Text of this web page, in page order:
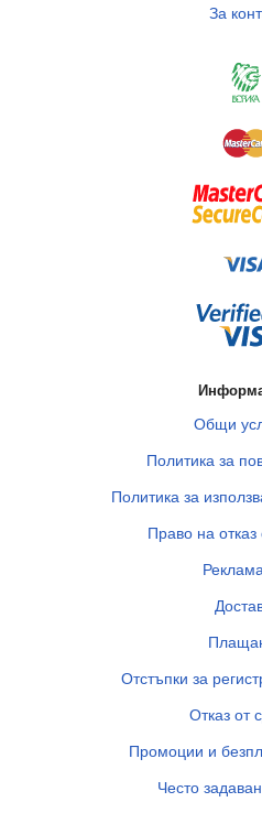
За
Общи
Политика за
Политика за
Право на отказ
Отстъпки за
Отказ от
Промоции и
Често